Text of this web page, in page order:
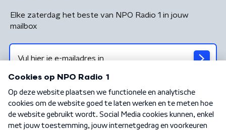
Elke zaterdag het beste van NPO Radio 1 in jouw
mailbox
Algemene voorwaarden Privacybeleid